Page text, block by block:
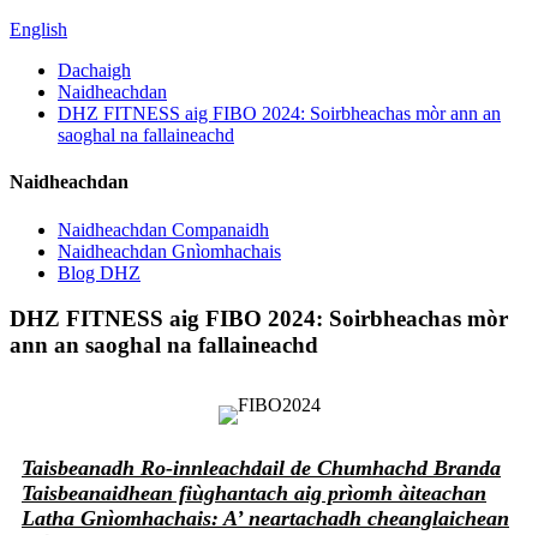
English
Dachaigh
Naidheachdan
DHZ FITNESS aig FIBO 2024: Soirbheachas mòr ann an
saoghal na fallaineachd
Naidheachdan
Naidheachdan Companaidh
Naidheachdan Gnìomhachais
Blog DHZ
DHZ FITNESS aig FIBO 2024: Soirbheachas mòr
ann an saoghal na fallaineachd
Taisbeanadh Ro-innleachdail de Chumhachd Branda
Taisbeanaidhean fiùghantach aig prìomh àiteachan
Latha Gnìomhachais: A’ neartachadh cheanglaichean